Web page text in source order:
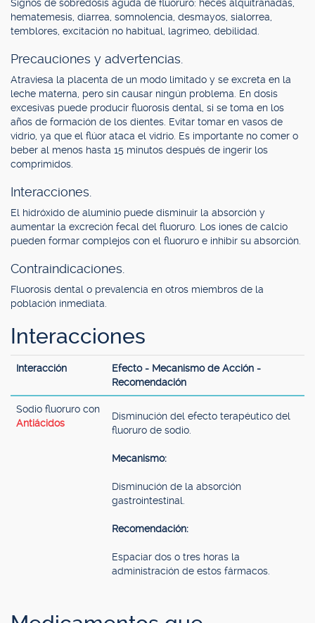
Signos de sobredosis aguda de fluoruro: heces alquitranadas,
hematemesis, diarrea, somnolencia, desmayos, sialorrea,
temblores, excitación no habitual, lagrimeo, debilidad.
Precauciones y advertencias.
Atraviesa la placenta de un modo limitado y se excreta en la
leche materna, pero sin causar ningún problema. En dosis
excesivas puede producir fluorosis dental, si se toma en los
años de formación de los dientes. Evitar tomar en vasos de
vidrio, ya que el flúor ataca el vidrio. Es importante no comer o
beber al menos hasta 15 minutos después de ingerir los
comprimidos.
Interacciones.
El hidróxido de aluminio puede disminuir la absorción y
aumentar la excreción fecal del fluoruro. Los iones de calcio
pueden formar complejos con el fluoruro e inhibir su absorción.
Contraindicaciones.
Fluorosis dental o prevalencia en otros miembros de la
población inmediata.
Interacciones
Interacción
Efecto - Mecanismo de Acción -
Recomendación
Sodio fluoruro con
Antiácidos
Disminución del efecto terapéutico del
fluoruro de sodio.
Mecanismo:
Disminución de la absorción
gastrointestinal.
Recomendación:
Espaciar dos o tres horas la
administración de estos fármacos.